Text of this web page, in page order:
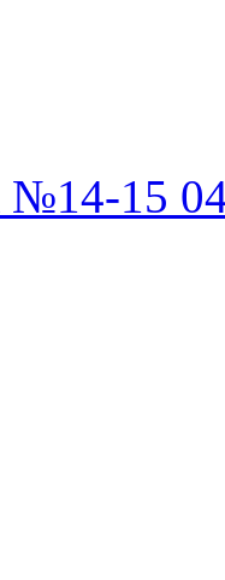
№14-15